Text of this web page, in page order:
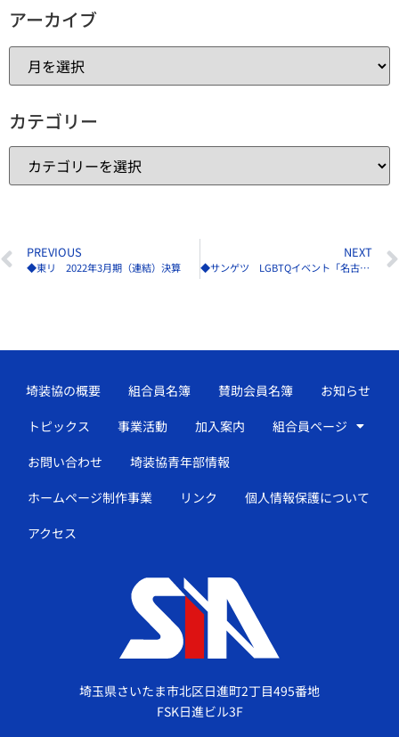
アーカイブ
カテゴリー
PREVIOUS
◆東リ 2022年3月期（連結）決算
NEXT
◆サンゲツ LGBTQイベント「名古屋レインボープライド2022」に参加
埼玉県さいたま市北区日進町2丁目495番地
FSK日進ビル3F
埼装協の概要 組合員名簿 賛助会員名簿
お知らせ
トピックス
事業活動 加入案内
組合員ページ
お問い合わせ
埼装協青年部情報
ホームページ制作事業
リンク
個人情報保護について
アクセス